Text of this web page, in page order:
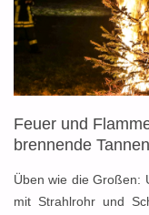
IN
Feuer und
brennende
Üben wie die Großen:
mit Strahlrohr und